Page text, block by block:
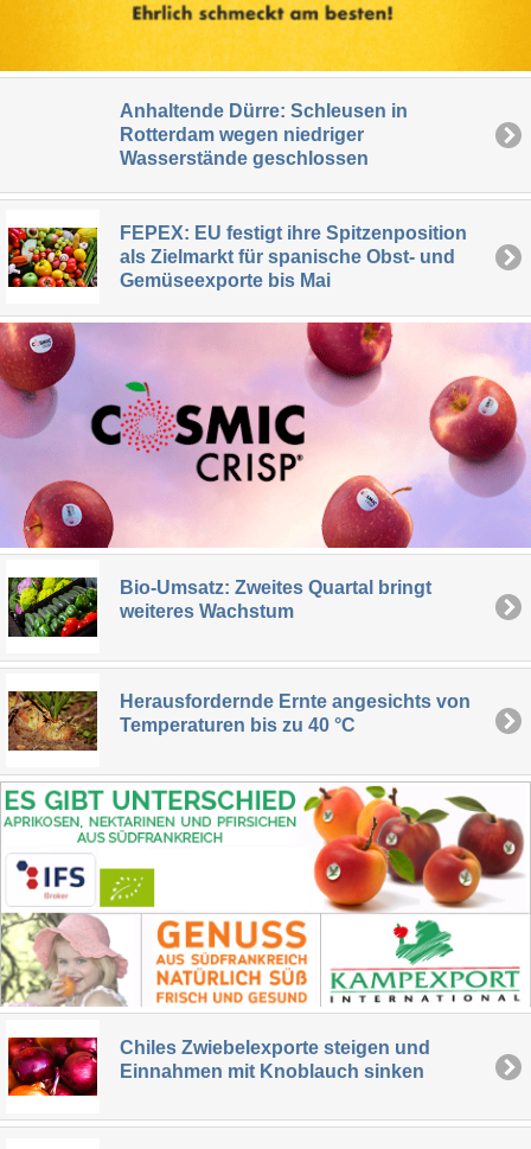
Anhaltende Dürre: Schleusen in
Rotterdam wegen niedriger
Wasserstände geschlossen
FEPEX: EU festigt ihre Spitzenposition
als Zielmarkt für spanische Obst- und
Gemüseexporte bis Mai
Bio-Umsatz: Zweites Quartal bringt
weiteres Wachstum
Herausfordernde Ernte angesichts von
Temperaturen bis zu 40 °C
Chiles Zwiebelexporte steigen und
Einnahmen mit Knoblauch sinken